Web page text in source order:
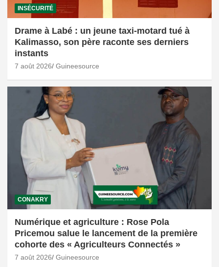
INSÉCURITÉ
Drame à Labé : un jeune taxi-motard tué à
Kalimasso, son père raconte ses derniers
instants
7 août 2026 Guineesource
CONAKRY
Numérique et agriculture : Rose Pola
Pricemou salue le lancement de la première
cohorte des « Agriculteurs Connectés »
7 août 2026 Guineesource